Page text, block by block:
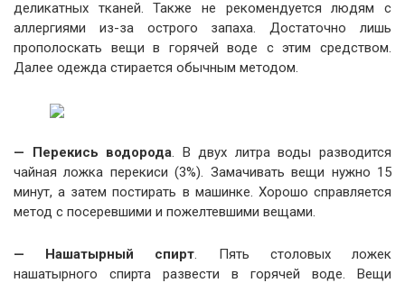
деликатных тканей. Также не рекомендуется людям с
аллергиями из-за острого запаха. Достаточно лишь
прополоскать вещи в горячей воде с этим средством.
Далее одежда стирается обычным методом.
— Перекись водорода. В двух литра воды разводится
чайная ложка перекиси (3%). Замачивать вещи нужно 15
минут, а затем постирать в машинке. Хорошо справляется
метод с посеревшими и пожелтевшими вещами.
— Нашатырный спирт. Пять столовых ложек
нашатырного спирта развести в горячей воде. Вещи